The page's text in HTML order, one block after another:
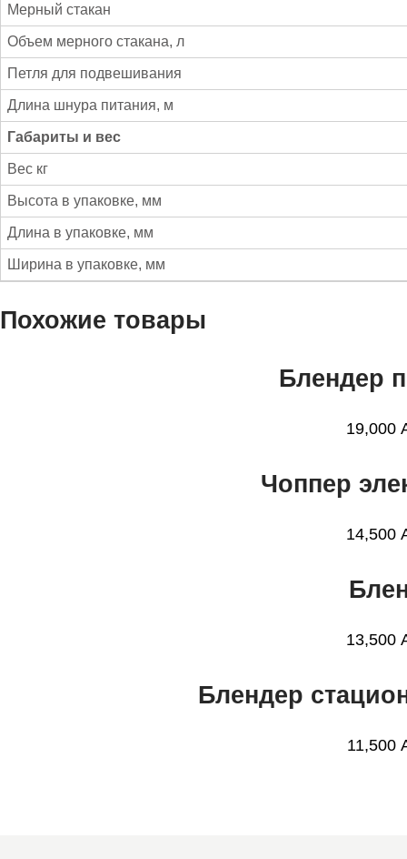
й
G
A
A
X
Y
L
N
E
G
L
3
8
Мерный стакан
Объем мерного стакана, л
Петля для подвешивания
Длина шнура питания, м
Габариты и вес
Вес кг
Высота в упаковке, мм
Длина в упаковке, мм
Ширина в упаковке, мм
Похожие товары
Блендер
19,000
Чоппер
14,500
13,500
Блендер
11,500